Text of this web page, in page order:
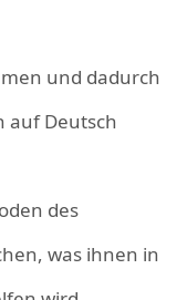
und dadurch
auf Deutsch
des
was ihnen in